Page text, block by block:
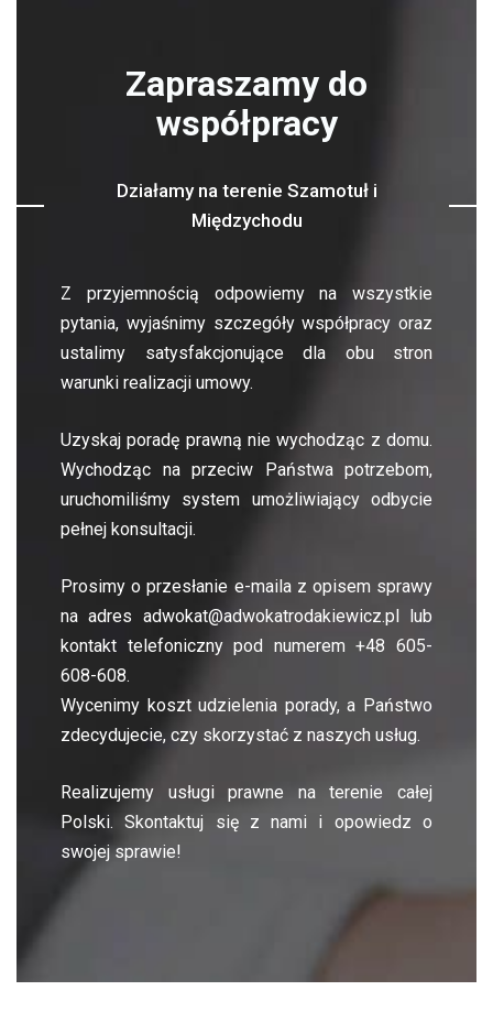
Zapraszamy do
współpracy
Działamy na terenie Szamotuł i
Międzychodu
Z przyjemnością odpowiemy na wszystkie
pytania, wyjaśnimy szczegóły współpracy oraz
ustalimy satysfakcjonujące dla obu stron
warunki realizacji umowy.
Uzyskaj poradę prawną nie wychodząc z domu.
Wychodząc na przeciw Państwa potrzebom,
uruchomiliśmy system umożliwiający odbycie
pełnej konsultacji.
Prosimy o przesłanie e-maila z opisem sprawy
na adres adwokat@adwokatrodakiewicz.pllub
kontakt telefoniczny pod numerem+48 605-
608-608.
Wycenimy koszt udzielenia porady, a Państwo
zdecydujecie, czy skorzystać z naszych usług.
Realizujemy usługi prawne na terenie całej
Polski. Skontaktuj się z nami i opowiedz o
swojej sprawie!